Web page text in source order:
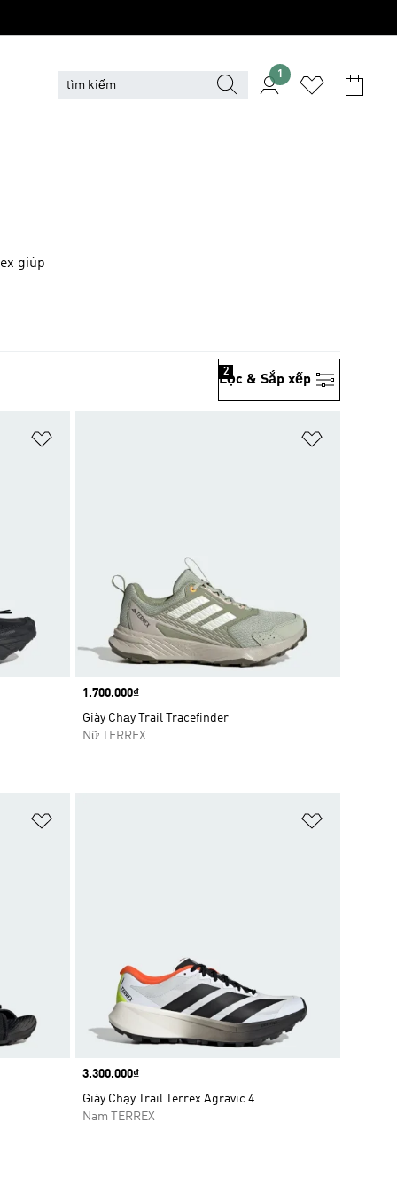
1
giúp
Lọc & Sắp xếp
2
Price
1.700.000₫
Giày Chạy Trail Tracefinder
Nữ TERREX
Price
3.300.000₫
Giày Chạy Trail Terrex Agravic 4
Nam TERREX